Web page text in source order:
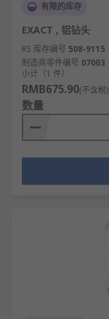
有限的库存
EXACT , 铝钻头
RS 库存编号 508-9115
制造商零件编号 07003
小计（1 件）
RMB675.90(不含税)
数量